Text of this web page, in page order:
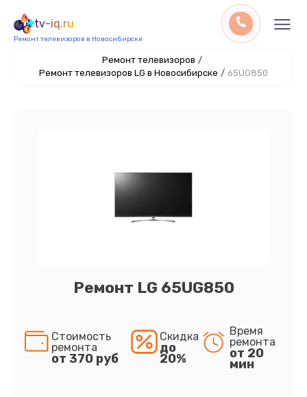
tv-iq.ru
Ремонт телевизоров в Новосибирске
Ремонт телевизоров /
Ремонт телевизоров LG в Новосибирске / 65UG850
Ремонт LG 65UG850
Стоимость
ремонта
от 370 руб
Скидка
до
20%
Время
ремонта
от 20
мин